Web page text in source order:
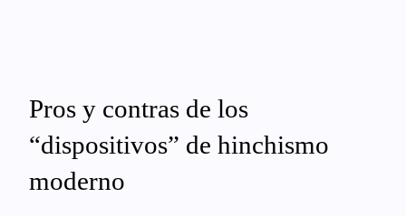
Pros y contras de los
“dispositivos” de hinchismo
moderno